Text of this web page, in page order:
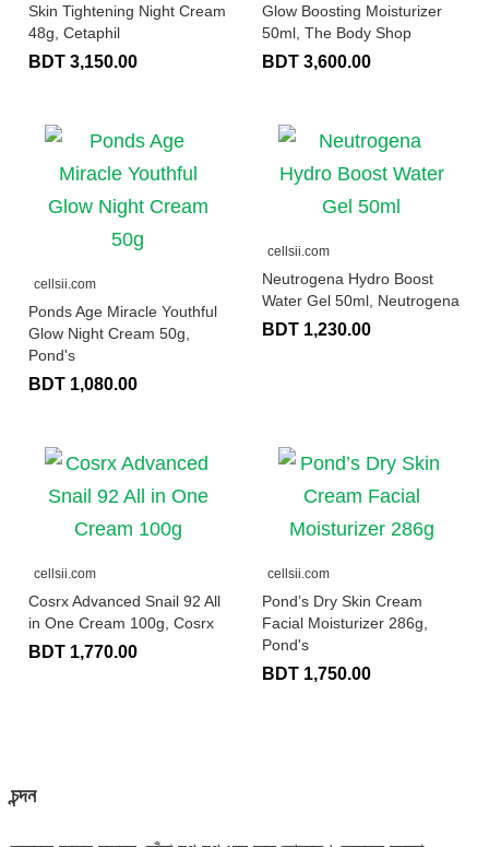
Skin Tightening Night Cream
48g, Cetaphil
BDT 3,150.00
Glow Boosting Moisturizer
50ml, The Body Shop
BDT 3,600.00
cellsii.com
Ponds Age Miracle Youthful
Glow Night Cream 50g,
Pond's
BDT 1,080.00
cellsii.com
Neutrogena Hydro Boost
Water Gel 50ml, Neutrogena
BDT 1,230.00
cellsii.com
Cosrx Advanced Snail 92 All
in One Cream 100g, Cosrx
BDT 1,770.00
cellsii.com
Pond’s Dry Skin Cream
Facial Moisturizer 286g,
Pond's
BDT 1,750.00
চন্দন